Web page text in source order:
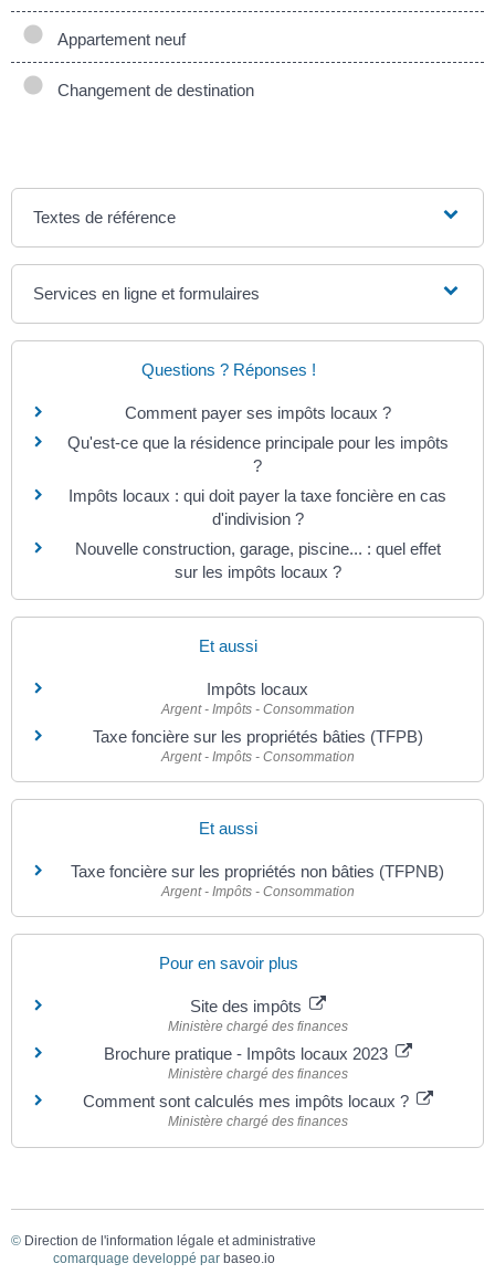
Appartement neuf
Changement de destination
Textes de référence
Services en ligne et formulaires
Questions ? Réponses !
Comment payer ses impôts locaux ?
Qu'est-ce que la résidence principale pour les impôts
?
Impôts locaux : qui doit payer la taxe foncière en cas
d'indivision ?
Nouvelle construction, garage, piscine... : quel effet
sur les impôts locaux ?
Et aussi
Impôts locaux
Argent - Impôts - Consommation
Taxe foncière sur les propriétés bâties (TFPB)
Argent - Impôts - Consommation
Et aussi
Taxe foncière sur les propriétés non bâties (TFPNB)
Argent - Impôts - Consommation
Pour en savoir plus
Site des impôts
Ministère chargé des finances
Brochure pratique - Impôts locaux 2023
Ministère chargé des finances
Comment sont calculés mes impôts locaux ?
Ministère chargé des finances
© Direction de l'information légale et administrative
comarquage developpé par baseo.io